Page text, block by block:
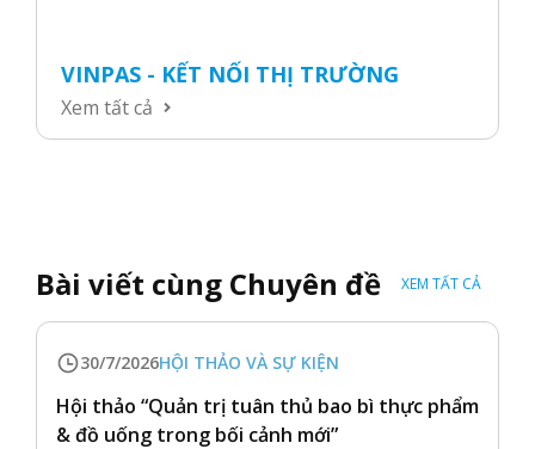
VINPAS - KẾT NỐI THỊ TRƯỜNG
Xem tất cả
Bài viết cùng Chuyên đề XEM TẤT CẢ
30/7/2026HỘI THẢO VÀ SỰ KIỆN
Hội thảo “Quản trị tuân thủ bao bì thực phẩm
& đồ uống trong bối cảnh mới”